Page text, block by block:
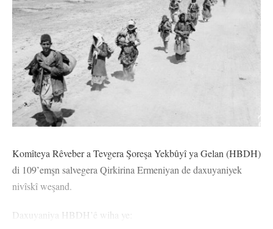
Komîteya Rêveber a Tevgera Şoreşa Yekbûyî ya Gelan (HBDH)
di 109’emşn salvegera Qirkirina Ermeniyan de daxuyaniyek
nivîskî weşand.
Daxuyaniya HBDH’ê wiha ye: